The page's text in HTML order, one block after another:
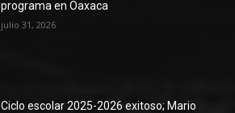
programa en Oaxaca
julio 31, 2026
Ciclo escolar 2025-2026 exitoso; Mario